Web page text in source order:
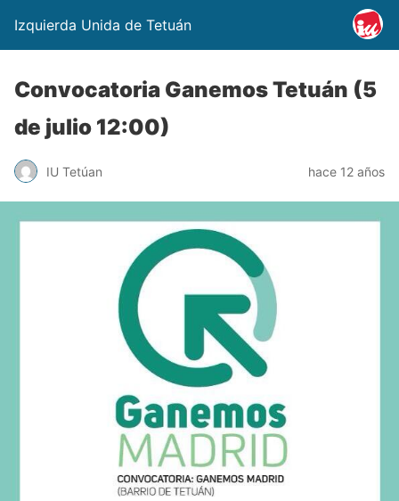
Izquierda Unida de Tetuán
Convocatoria Ganemos Tetuán (5
de julio 12:00)
IU Tetúan hace 12 años